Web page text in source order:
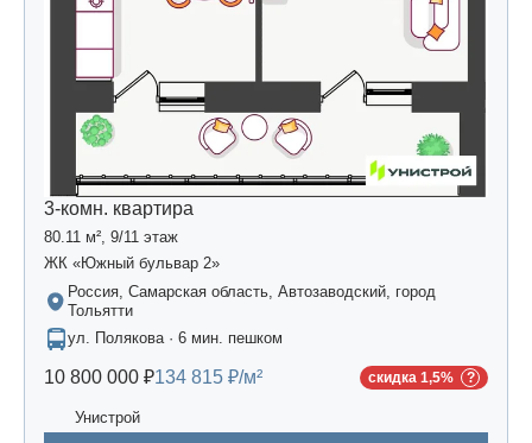
3-комн. квартира
80.11 м², 9/11 этаж
ЖК «Южный бульвар 2»
Россия, Самарская область, Автозаводский, город
Тольятти
ул. Полякова · 6 мин. пешком
10 800 000 ₽134 815 ₽/м² скидка 1,5%
Унистрой